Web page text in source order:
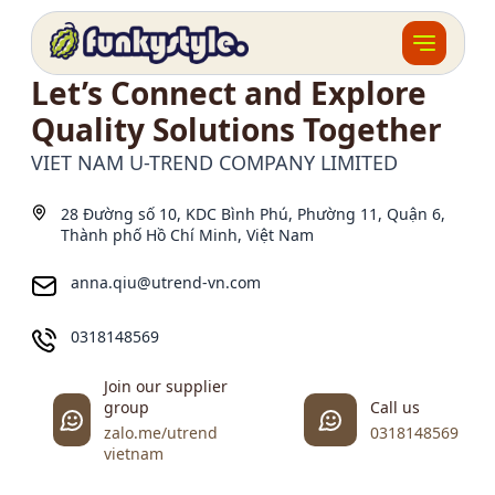
Về funky
Khóa học
Tài nguyên
Feedback
Contact us
Let’s Connect and Explore
Quality Solutions Together
VIET NAM U-TREND COMPANY LIMITED
28 Đường số 10, KDC Bình Phú, Phường 11, Quận 6,
Thành phố Hồ Chí Minh, Việt Nam
anna.qiu@utrend-vn.com
0318148569
Join our supplier
group
zalo.me/utrend
vietnam
Call us
0318148569